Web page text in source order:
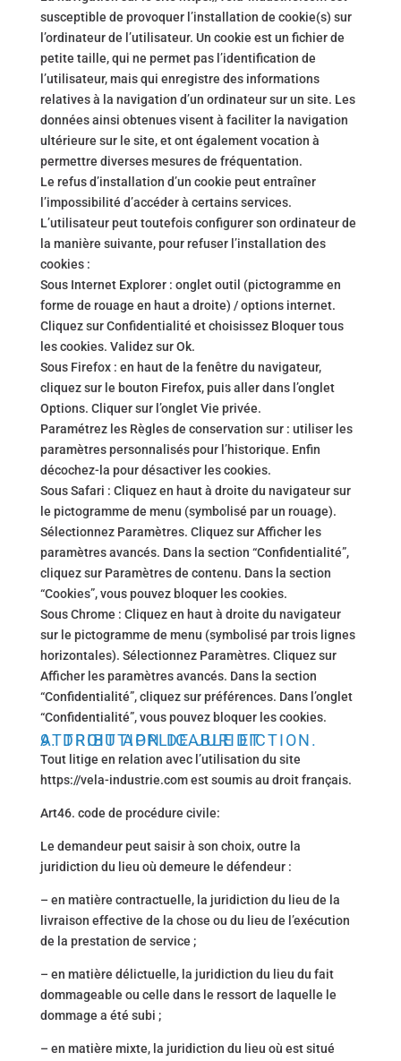
susceptible de provoquer l’installation de cookie(s) sur
l’ordinateur de l’utilisateur. Un cookie est un fichier de
petite taille, qui ne permet pas l’identification de
l’utilisateur, mais qui enregistre des informations
relatives à la navigation d’un ordinateur sur un site. Les
données ainsi obtenues visent à faciliter la navigation
ultérieure sur le site, et ont également vocation à
permettre diverses mesures de fréquentation.
Le refus d’installation d’un cookie peut entraîner
l’impossibilité d’accéder à certains services.
L’utilisateur peut toutefois configurer son ordinateur de
la manière suivante, pour refuser l’installation des
cookies :
Sous Internet Explorer : onglet outil (pictogramme en
forme de rouage en haut a droite) / options internet.
Cliquez sur Confidentialité et choisissez Bloquer tous
les cookies. Validez sur Ok.
Sous Firefox : en haut de la fenêtre du navigateur,
cliquez sur le bouton Firefox, puis aller dans l’onglet
Options. Cliquer sur l’onglet Vie privée.
Paramétrez les Règles de conservation sur : utiliser les
paramètres personnalisés pour l’historique. Enfin
décochez-la pour désactiver les cookies.
Sous Safari : Cliquez en haut à droite du navigateur sur
le pictogramme de menu (symbolisé par un rouage).
Sélectionnez Paramètres. Cliquez sur Afficher les
paramètres avancés. Dans la section “Confidentialité”,
cliquez sur Paramètres de contenu. Dans la section
“Cookies”, vous pouvez bloquer les cookies.
Sous Chrome : Cliquez en haut à droite du navigateur
sur le pictogramme de menu (symbolisé par trois lignes
horizontales). Sélectionnez Paramètres. Cliquez sur
Afficher les paramètres avancés. Dans la section
“Confidentialité”, cliquez sur préférences. Dans l’onglet
“Confidentialité”, vous pouvez bloquer les cookies.
9. DROIT APPLICABLE ET ATTRIBUTION DE JURIDICTION.
Tout litige en relation avec l’utilisation du site
https://vela-industrie.com est soumis au droit français.
Art46. code de procédure civile:
Le demandeur peut saisir à son choix, outre la
juridiction du lieu où demeure le défendeur :
– en matière contractuelle, la juridiction du lieu de la
livraison effective de la chose ou du lieu de l’exécution
de la prestation de service ;
– en matière délictuelle, la juridiction du lieu du fait
dommageable ou celle dans le ressort de laquelle le
dommage a été subi ;
– en matière mixte, la juridiction du lieu où est situé